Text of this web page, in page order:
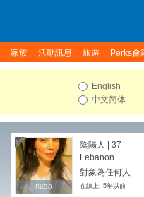
家族 活動訊息 旅遊 Perks會
English
中文简体
nusa
nusa
陰陽人 | 37
Lebanon
對象為任何人
在線上: 5年以前